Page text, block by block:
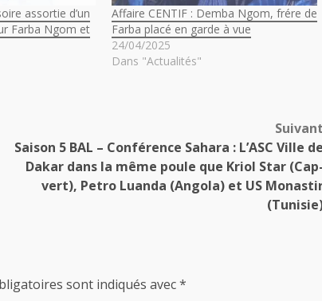
assortie d’un
Farba Ngom et
Affaire CENTIF : Demba Ngom, frére de
Farba placé en garde à vue
24/04/2025
Dans "Actualités"
Saison 5 BAL – Conférence Sahara : L’ASC Ville
Dakar dans la même poule que Kriol Star
vert), Petro Luanda (Angola) et US
sont indiqués avec*